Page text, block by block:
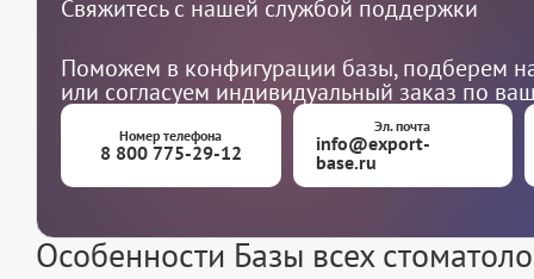
Свяжитесь с нашей службой поддержки
Поможем в конфигурации базы, подберем
или согласуем индивидуальный заказ по
Номер телефона
8 800 775-29-12
Эл. почта
info@export-
base.ru
Особенности Базы всех